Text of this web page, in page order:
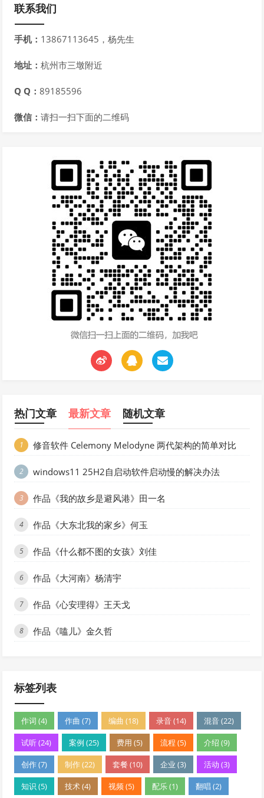
联系我们
手机： 13867113645，杨先生
地址：杭州市三墩附近
Q Q：89185596
微信：请扫一扫下面的二维码
热门文章 最新文章 随机文章
1 修音软件 Celemony Melodyne 两代架构的简单对比
2 windows11 25H2自启动软件启动慢的解决办法
3 作品《我的故乡是避风港》田一名
4 作品《大东北我的家乡》何玉
5 作品《什么都不图的女孩》刘佳
6 作品《大河南》杨清宇
7 作品《心安理得》王天戈
8 作品《嗑儿》金久哲
标签列表
作词 (4) 作曲 (7) 编曲 (18) 录音 (14) 混音 (22)
试听 (24) 案例 (25) 费用 (5) 流程 (5) 介绍 (9)
创作 (7) 制作 (22) 套餐 (10) 企业 (3) 活动 (3)
知识 (5) 技术 (4) 视频 (5) 配乐 (1) 翻唱 (2)